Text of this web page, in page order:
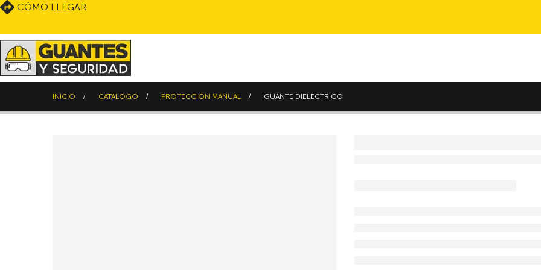
CÓMO LLEGAR
INICIO CATÁLOGO PROTECCIÓN MANUAL GUANTE DIELÉCTRICO